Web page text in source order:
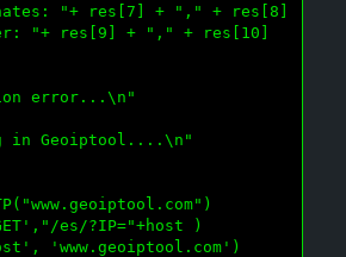
"+ res[7] + "," + res[8]
"+ res[9] + "," + res[10]
error...\n"
in Geoiptool....\n"
es/?IP="+host )
'www.geoiptool.com')